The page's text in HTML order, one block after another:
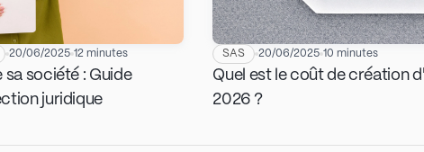
20/06/2025 12 minutes
sa société : Guide
juridique
SAS 20/06/2025 10 minutes
Quel est le coût de création
2026 ?